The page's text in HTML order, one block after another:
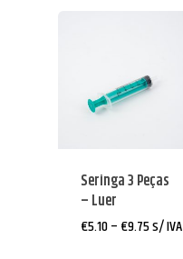
Seringa 3 Peças
– Luer
€5.10– €9.75Price
range:
s/ IVA